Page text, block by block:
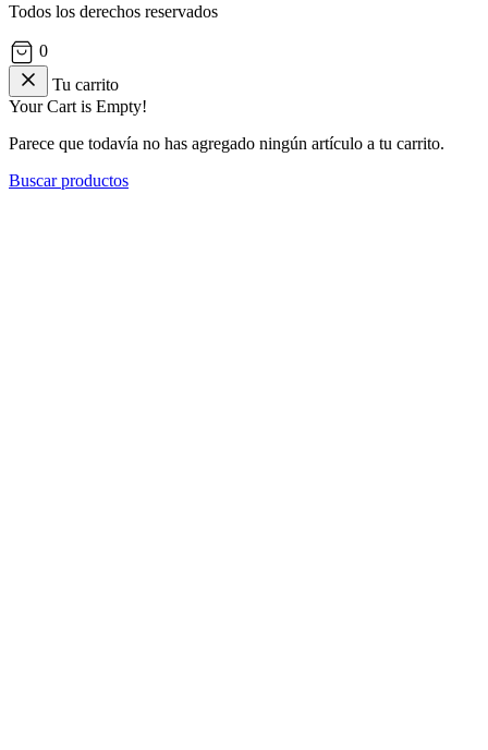
Todos los derechos reservados
0
Tu carrito
Your Cart is Empty!
Parece que todavía no has agregado ningún artículo a tu carrito.
Buscar productos